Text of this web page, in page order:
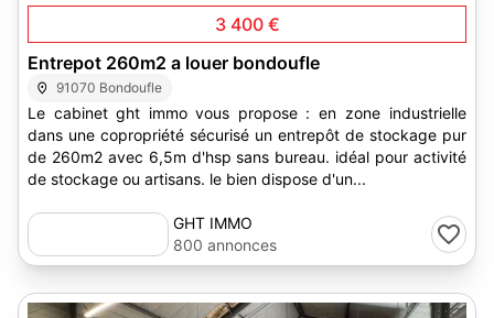
3 400 €
Entrepot 260m2 a louer bondoufle
91070 Bondoufle
Le cabinet ght immo vous propose : en zone industrielle
dans une copropriété sécurisé un entrepôt de stockage pur
de 260m2 avec 6,5m d'hsp sans bureau. idéal pour activité
de stockage ou artisans. le bien dispose d'un...
GHT IMMO
800 annonces